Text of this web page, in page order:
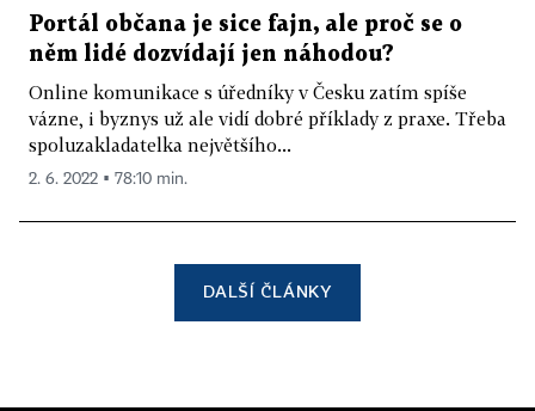
Portál občana je sice fajn, ale proč se o
něm lidé dozvídají jen náhodou?
Online komunikace s úředníky v Česku zatím spíše
vázne, i byznys už ale vidí dobré příklady z praxe. Třeba
spoluzakladatelka největšího...
2. 6. 2022 ▪ 78:10 min.
DALŠÍ ČLÁNKY